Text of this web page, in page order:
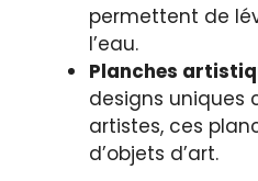
permettent de
l’eau.
Planches
designs uniques
artistes, ces
d’objets d’art.